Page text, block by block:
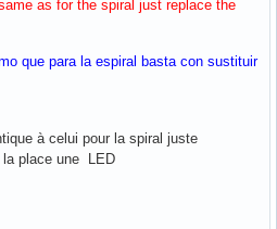
as for the spiral just replace the
que para la espiral basta con sustituir
à celui pour la spiral juste
la place une LED